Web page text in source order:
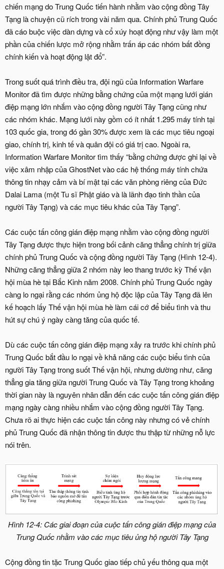
chiến mạng do Trung Quốc tiến hành nhằm vào cộng đồng Tây
Tạng là chuyện cũ rích trong vài năm qua. Chính phủ Trung Quốc
đã cáo buộc việc dàn dựng và cổ xúy hoạt động như vậy làm một
phần của chiến lược mở rộng nhằm trấn áp các nhóm bất đồng
chính kiến và hoạt động lật đổ”.
Trong suốt quá trình điều tra, đội ngũ của Information Warfare
Monitor đã tìm được những bằng chứng của một mạng lưới gián
điệp mạng lớn nhắm vào cộng đồng người Tây Tạng cũng như
các nhóm khác. Mạng lưới này gồm có ít nhất 1.295 máy tính tại
103 quốc gia, trong đó gần 30% được xem là các mục tiêu ngoại
giao, chính trị, kinh tế và quân đội có giá trị cao. Ngoài ra,
Information Warfare Monitor tìm thấy “bằng chứng được ghi lại về
việc xâm nhập của GhostNet vào các hệ thống máy tính chứa
thông tin nhạy cảm và bí mật tại các văn phòng riêng của Đức
Dalai Lama (một Tu sĩ Phật giáo và là lãnh đạo tinh thần của
người Tây Tạng) và các mục tiêu khác của Tây Tạng”.
Các cuộc tấn công gián điệp mạng nhằm vào cộng đồng người
Tây Tạng được thực hiện trong bối cảnh căng thẳng chính trị giữa
chính phủ Trung Quốc và cộng đồng người Tây Tạng (Hình 12-4).
Những căng thẳng giữa 2 nhóm này leo thang trước kỳ Thế vận
hội mùa hè tại Bắc Kinh năm 2008. Chính phủ Trung Quốc ngày
càng lo ngại rằng các nhóm ủng hộ độc lập của Tây Tạng đã lên
kế hoạch lấy Thế vận hội mùa hè làm cái cớ để biểu tình và thu
hút sự chú ý ngày càng tăng của quốc tế.
Dù các cuộc tấn công gián điệp mạng xảy ra trước khi chính phủ
Trung Quốc bắt đầu lo ngại về khả năng các cuộc biểu tình của
người Tây Tạng trong suốt Thế vận hội, nhưng dường như, căng
thẳng gia tăng giữa người Trung Quốc và Tây Tạng trong khoảng
thời gian này là nguyên nhân dẫn đến các cuộc tấn công gián điệp
mạng ngày càng nhiều nhắm vào cộng đồng người Tây Tạng.
Chưa rõ ai thực hiện các cuộc tấn công này nhưng có vẻ chính
phủ Trung Quốc đã nhận thông tin được thu thập từ những nỗ lực
nói trên.
Hình 12-4: Các giai đoạn của cuộc tấn công gián điệp mạng của
Trung Quốc nhằm vào các mục tiêu ủng hộ người Tây Tạng
Cộng đồng tin tặc Trung Quốc giao tiếp chủ yếu thông qua một